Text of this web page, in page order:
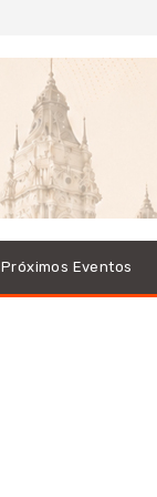
Próximos Eventos